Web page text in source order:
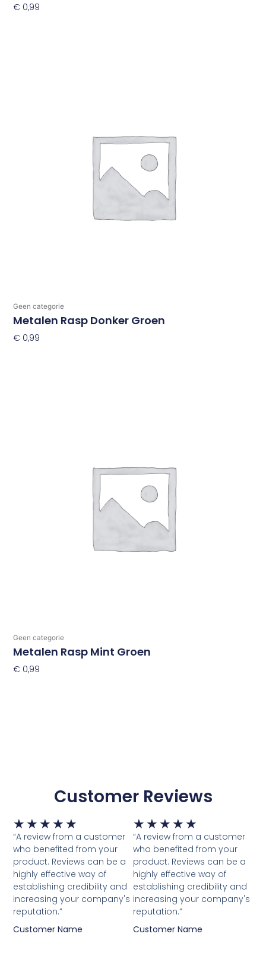
€ 0,99
Geen categorie
Metalen Rasp Donker Groen
€ 0,99
Geen categorie
Metalen Rasp Mint Groen
€ 0,99
Customer Reviews
★ ★ ★ ★ ★ Waardering
5
van
5
“A review from a customer
who benefited from your
product. Reviews can be a
highly effective way of
establishing credibility and
increasing your company's
reputation.”
Customer Name
★ ★ ★ ★ ★
5
van
5
“A review from a customer
who benefited from your
product. Reviews can be a
highly effective way of
establishing credibility and
increasing your company's
reputation.”
Customer Name